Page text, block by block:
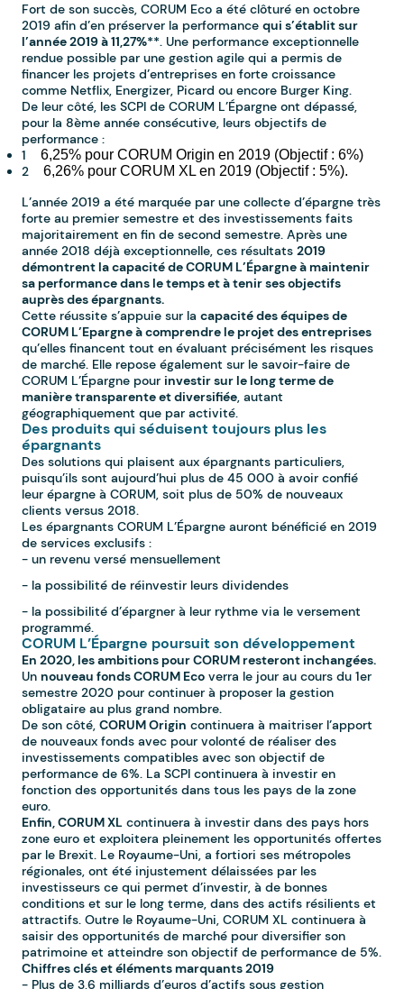
Fort de son succès, CORUM Eco a été clôturé en octobre
2019 afin d’en préserver la performance qui s’établit sur
l’année 2019 à 11,27%**. Une performance exceptionnelle
rendue possible par une gestion agile qui a permis de
financer les projets d’entreprises en forte croissance
comme Netflix, Energizer, Picard ou encore Burger King.
De leur côté, les SCPI de CORUM L’Épargne ont dépassé,
pour la 8ème année consécutive, leurs objectifs de
performance :
6,25% pour CORUM Origin en 2019 (Objectif : 6%)
6,26% pour CORUM XL en 2019 (Objectif : 5%).
L’année 2019 a été marquée par une collecte d’épargne très
forte au premier semestre et des investissements faits
majoritairement en fin de second semestre. Après une
année 2018 déjà exceptionnelle, ces résultats 2019
démontrent la capacité de CORUM L’Épargne à maintenir
sa performance dans le temps et à tenir ses objectifs
auprès des épargnants.
Cette réussite s’appuie sur la capacité des équipes de
CORUM L’Epargne à comprendre le projet des entreprises
qu’elles financent tout en évaluant précisément les risques
de marché. Elle repose également sur le savoir-faire de
CORUM L’Épargne pour investir sur le long terme de
manière transparente et diversifiée, autant
géographiquement que par activité.
Des produits qui séduisent toujours plus les
épargnants
Des solutions qui plaisent aux épargnants particuliers,
puisqu’ils sont aujourd’hui plus de 45 000 à avoir confié
leur épargne à CORUM, soit plus de 50% de nouveaux
clients versus 2018.
Les épargnants CORUM L’Épargne auront bénéficié en 2019
de services exclusifs :
- un revenu versé mensuellement
- la possibilité de réinvestir leurs dividendes
- la possibilité d’épargner à leur rythme via le versement
programmé.
CORUM L’Épargne poursuit son développement
En 2020, les ambitions pour CORUM resteront inchangées.
Un nouveau fonds CORUM Eco verra le jour au cours du 1er
semestre 2020 pour continuer à proposer la gestion
obligataire au plus grand nombre.
De son côté, CORUM Origin continuera à maitriser l’apport
de nouveaux fonds avec pour volonté de réaliser des
investissements compatibles avec son objectif de
performance de 6%. La SCPI continuera à investir en
fonction des opportunités dans tous les pays de la zone
euro.
Enfin, CORUM XL continuera à investir dans des pays hors
zone euro et exploitera pleinement les opportunités offertes
par le Brexit. Le Royaume-Uni, a fortiori ses métropoles
régionales, ont été injustement délaissées par les
investisseurs ce qui permet d’investir, à de bonnes
conditions et sur le long terme, dans des actifs résilients et
attractifs. Outre le Royaume-Uni, CORUM XL continuera à
saisir des opportunités de marché pour diversifier son
patrimoine et atteindre son objectif de performance de 5%.
Chiffres clés et éléments marquants 2019
- Plus de 3,6 milliards d’euros d’actifs sous gestion